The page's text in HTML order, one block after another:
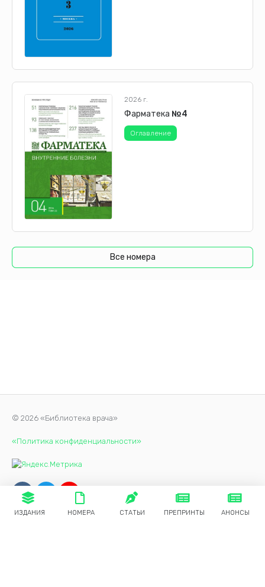
2026 г.
Фарматека №4
Оглавление
Все номера
© 2026 «Библиотека врача»
«Политика конфиденциальности»
ИЗДАНИЯ НОМЕРА СТАТЬИ ПРЕПРИНТЫ АНОНСЫ